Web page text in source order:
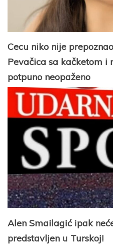
Cecu niko nije
Pevačica sa kačketom i
potpuno neopaženo
Alen Smailagić ipak
predstavljen u Turskoj!